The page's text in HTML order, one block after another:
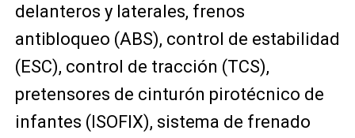
delanteros y laterales, frenos
antibloqueo (ABS), control de estabilidad
(ESC), control de tracción (TCS),
pretensores de cinturón pirotécnico de
infantes (ISOFIX), sistema de frenado